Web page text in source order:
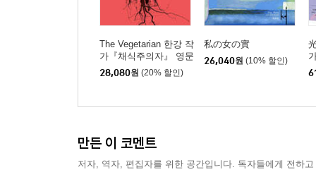
The Vegetarian 한강 작
가『채식주의자』 영문
판 (미국판)
28,080원 (20% 할인)
私の女の實
26,040원 (10% 할인)
만든 이 코멘트
저자, 역자, 편집자를 위한 공간입니다. 독자들에게 전하